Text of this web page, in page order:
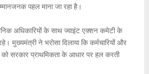
पहल माना जा रहा है।
अधिकारियों के साथ ज्वाइंट एक्शन कमेटी के
मुख्यमंत्री ने भरोसा दिलाया कि कर्मचारियों और
सरकार प्राथमिकता के आधार पर हल करती